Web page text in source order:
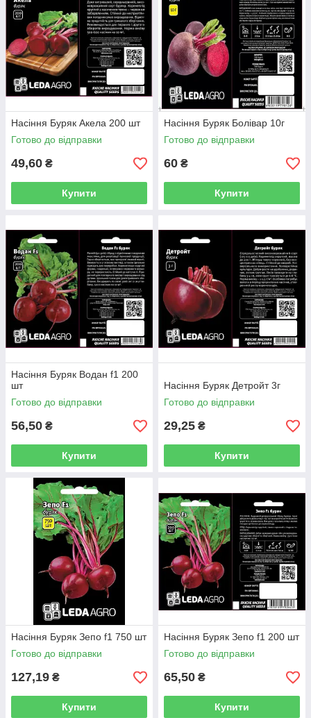
Насіння Буряк Акела 200 шт
Готово до відправки
49,60 ₴
Купити
Насіння Буряк Болівар 10г
Готово до відправки
60 ₴
Купити
Насіння Буряк Водан f1 200
шт
Готово до відправки
56,50 ₴
Купити
Насіння Буряк Детройт 3г
Готово до відправки
29,25 ₴
Купити
Насіння Буряк Зепо f1 750 шт
Готово до відправки
127,19 ₴
Купити
Насіння Буряк Зепо f1 200 шт
Готово до відправки
65,50 ₴
Купити